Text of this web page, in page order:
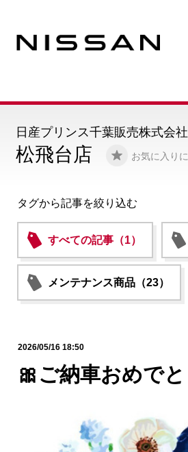
松飛台店 お気に入り
日産プリンス千葉販売株式会社
タグから記事を絞り込む
すべての記事（1）
メンテナンス商品（23）
2026/05/16 18:50
🎀ご納車おめで